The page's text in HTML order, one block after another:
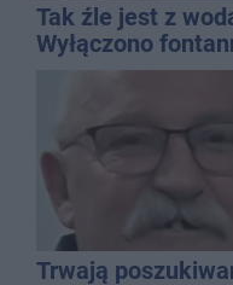
Tak źle jest z
Wyłączono
dolewkę
Trwają